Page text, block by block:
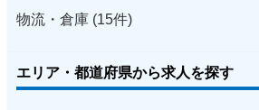
物流・倉庫 (15件)
エリア・都道府県から求人を探す